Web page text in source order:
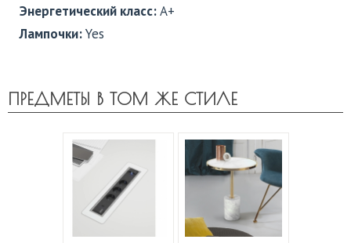
Энергетический класс:A+
Лампочки:Yes
ПРЕДМЕТЫ В ТОМ ЖЕ СТИЛЕ